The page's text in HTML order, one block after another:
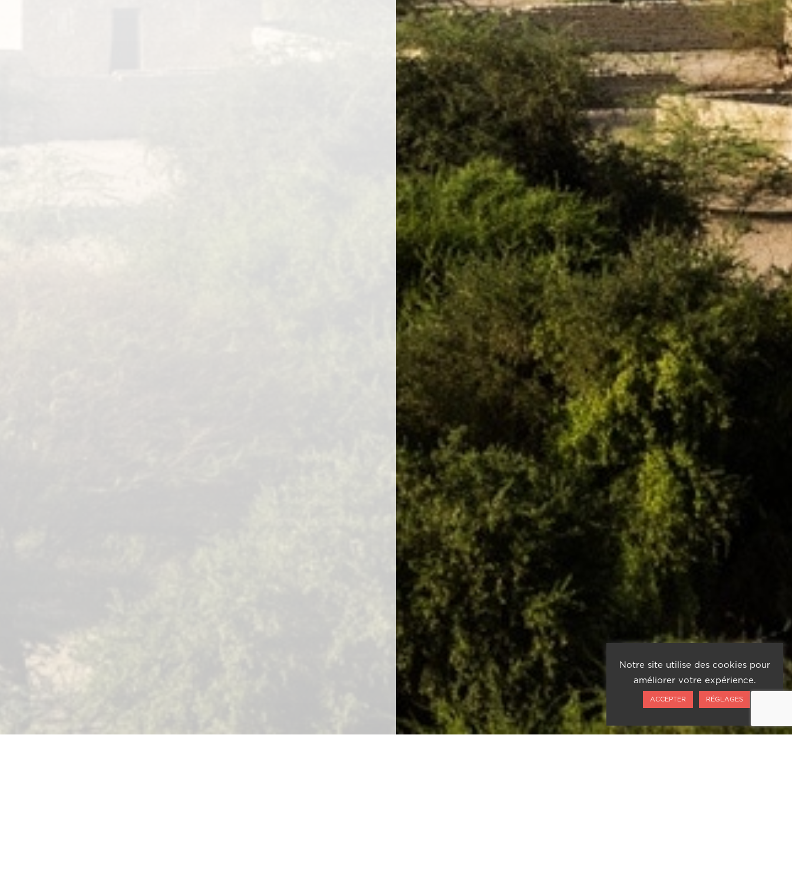
Notre site utilise des cookies pour
améliorer votre expérience.
ACCEPTER RÉGLAGES